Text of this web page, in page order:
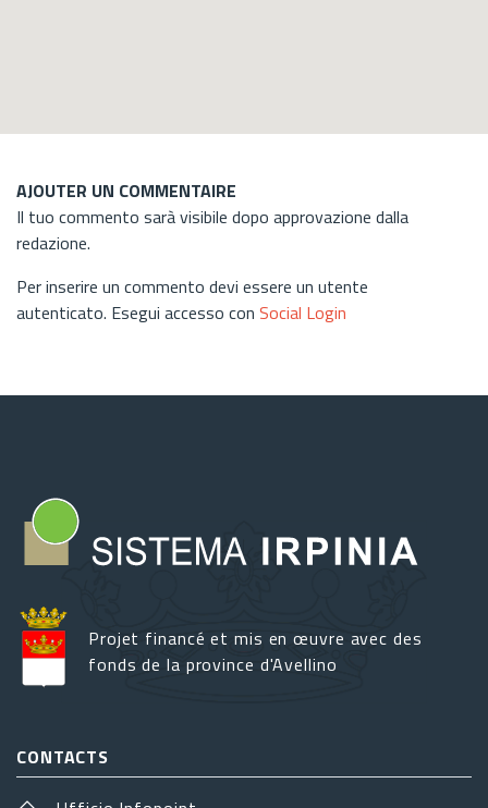
AJOUTER UN COMMENTAIRE
Il tuo commento sarà visibile dopo approvazione dalla
redazione.
Per inserire un commento devi essere un utente
autenticato. Esegui accesso con Social Login
Projet financé et mis en œuvre avec des
fonds de la province d'Avellino
CONTACTS